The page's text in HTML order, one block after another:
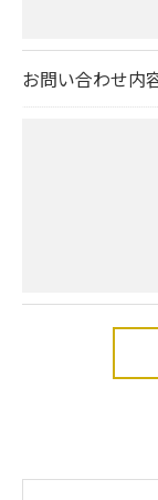
当社では、
お問い合わせ内